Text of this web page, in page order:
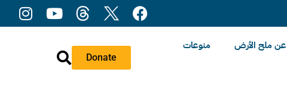
Donate
عن ملح الأرض
منوعات